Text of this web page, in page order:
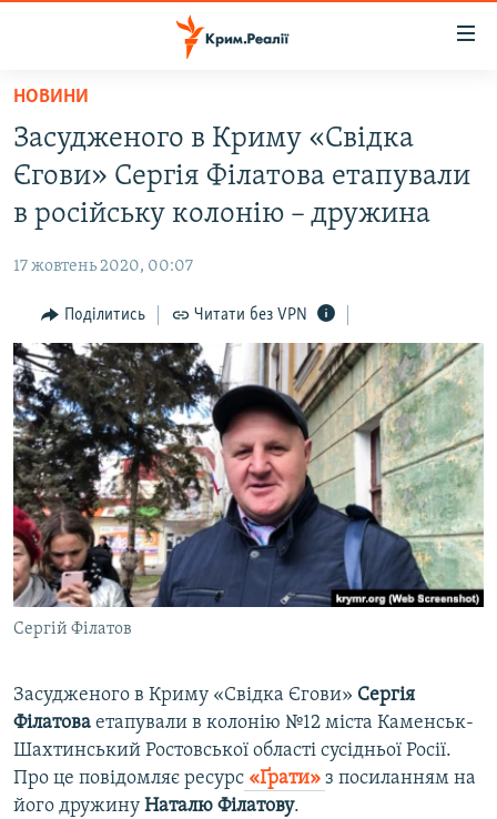
Перейти
основного
матеріалу
до
основної
Перейти
до
пошуку
ВОДА.КРИМ
ВІДЕО ТА ФОТО
БЛОГИ
ПОГЛЯД
ІНТЕРВ'Ю
ВСЕ ЗА ДЕНЬ
СПЕЦПРОЕКТИ
ДЕПОРТАЦІЯ
ВІДЕОУРОКИ «ELIFBE»
СВІДЧЕННЯ ОКУПАЦІЇ
УКРАЇНСЬКА ПРОБЛЕМА КРИМУ
ІНФОГРАФІКА
ЯК ОБІЙТИ БЛОКУВАННЯ
Русский
Qırımtatar
ДОЛУЧАЙСЯ!
Усі сайти RFE/RL
НОВИНИ
Засудженого в Криму «Свідка
Єгови» Сергія Філатова етапували
в російську колонію – дружина
17 жовтень 2020, 00:07
Поділитись Читати без VPN
Сергій Філатов
Засудженого в Криму «Свідка Єгови» Сергія
Філатова етапували в колонію №12 міста Каменськ-
Шахтинський Ростовської області сусідньої Росії.
Про це повідомляє ресурс​ «Ґрати» з посиланням на
його дружину Наталю Філатову.